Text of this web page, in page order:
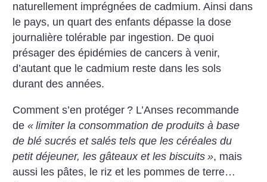
naturellement imprégnées de cadmium. Ainsi dans
le pays, un quart des enfants dépasse la dose
journalière tolérable par ingestion. De quoi
présager des épidémies de cancers à venir,
d’autant que le cadmium reste dans les sols
durant des années.
Comment s’en protéger ? L’Anses recommande
de« limiter la consommation de produits à base
de blé sucrés et salés tels que les céréales du
petit déjeuner, les gâteaux et les biscuits », mais
aussi les pâtes, le riz et les pommes de terre…